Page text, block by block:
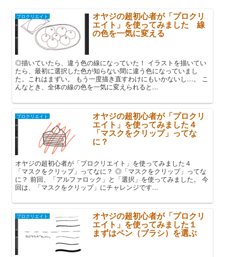
プロクリエイト
オヤジの超初心者が「プロクリ
エイト」を使ってみました 線
の色を一気に変える
◎描いていたら、違う色の線になっていた！ イラストを描いてい
たら、最初に選択した色が知らない間に違う色になっていまし
た。これはまずい。 もう一度描き直すわけにもいかないし…。 こ
んなとき、全体の線の色を一気に変えられると...
プロクリエイト
オヤジの超初心者が「プロクリ
エイト」を使ってみました４
「マスクをクリップ」ってな
に？
オヤジの超初心者が「プロクリエイト」を使ってみました４
「マスクをクリップ」ってなに？ ◎「マスクをクリップ」ってな
に？ 前回、「アルファロック」と「選択」を使ってみました。 今
回は、「マスクをクリップ」にチャレンジです...
プロクリエイト
オヤジの超初心者が「プロクリ
エイト」を使ってみました１
まずはペン（ブラシ）を選ぶ